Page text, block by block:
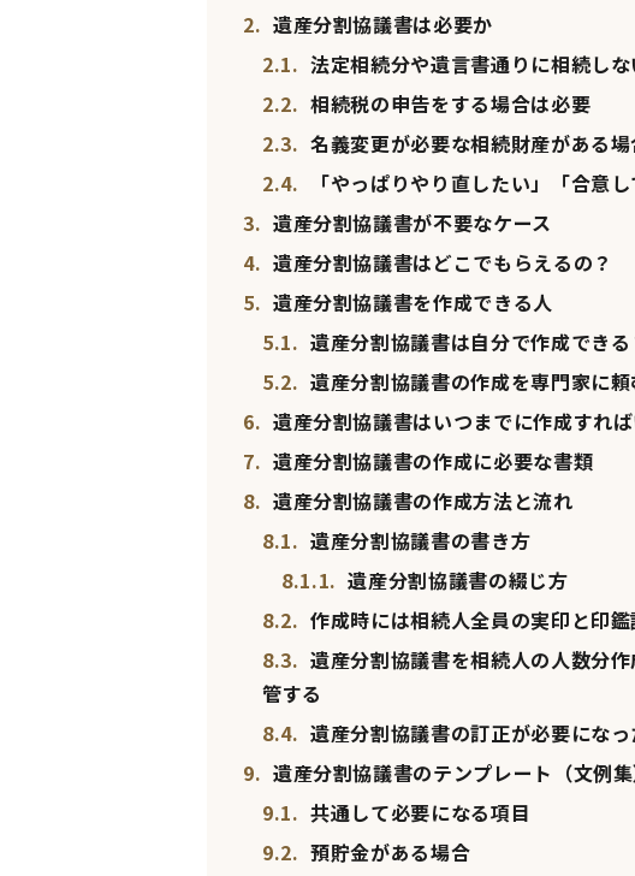
2. 遺産分割協議書は必要か
2.1. 法定相続分や遺言書通りに相続し
2.2. 相続税の申告をする場合は必要
2.3. 名義変更が必要な相続財産がある
2.4.
「やっぱりやり直したい」「合意
3. 遺産分割協議書が不要なケース
4. 遺産分割協議書はどこでもらえるの？
5. 遺産分割協議書を作成できる人
5.1. 遺産分割協議書は自分で作成できる
5.2. 遺産分割協議書の作成を専門家に
6. 遺産分割協議書はいつまでに作成すれ
7. 遺産分割協議書の作成に必要な書類
8. 遺産分割協議書の作成方法と流れ
8.1. 遺産分割協議書の書き方
8.1.1. 遺産分割協議書の綴じ方
8.2. 作成時には相続人全員の実印と印
8.3. 遺産分割協議書を相続人の人数分
管する
8.4. 遺産分割協議書の訂正が必要になっ
9. 遺産分割協議書のテンプレート（文例集
9.1. 共通して必要になる項目
9.2. 預貯金がある場合